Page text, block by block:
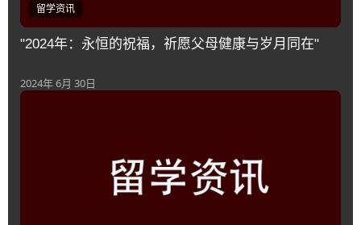
留学资讯
"2024年：永恒的祝福，祈愿父母健康与岁月同在"
2024年 6月 30日